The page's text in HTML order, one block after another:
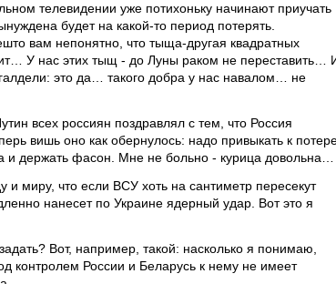
телевидении уже потихоньку начинают приучать
будет на какой-то период потерять.
вам непонятно, что тыща-другая квадратных
У нас этих тыщ - до Луны раком не переставить…
это да… такого добра у нас навалом… не
всех россиян поздравлял с тем, что Россия
вишь оно как обернулось: надо привыкать к
и держать фасон. Мне не больно - курица довольна…
миру, что если ВСУ хоть на сантиметр пересекут
нанесет по Украине ядерный удар. Вот это я
Вот, например, такой: насколько я понимаю,
контролем России и Беларусь к нему не имеет